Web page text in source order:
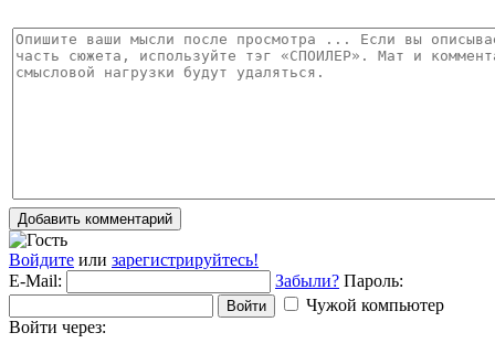
Добавить комментарий
Войдите или зарегистрируйтесь!
E-Mail:
Забыли? Пароль:
Войти
Чужой компьютер
Войти через: